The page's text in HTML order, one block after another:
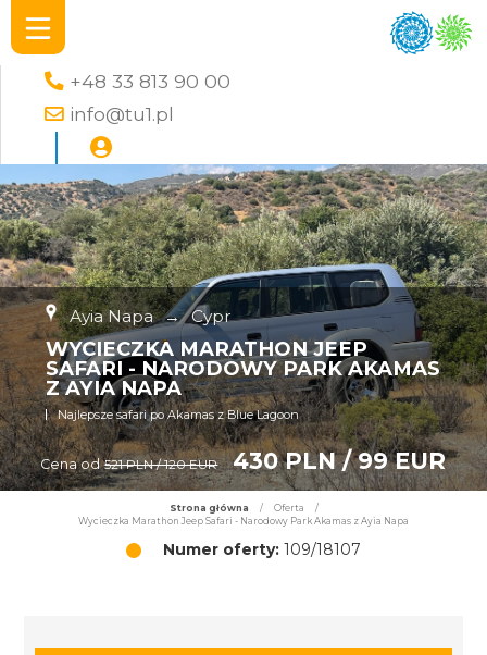
+48 33 813 90 00
info@tu1.pl
Ayia Napa → Cypr
WYCIECZKA MARATHON JEEP
SAFARI - NARODOWY PARK AKAMAS
Z AYIA NAPA
Najlepsze safari po Akamas z Blue Lagoon
Cena od 521 PLN / 120 EUR 430 PLN / 99 EUR
Strona główna / Oferta
/
Wycieczka Marathon Jeep Safari - Narodowy Park Akamas z Ayia Napa
Numer oferty: 109/18107